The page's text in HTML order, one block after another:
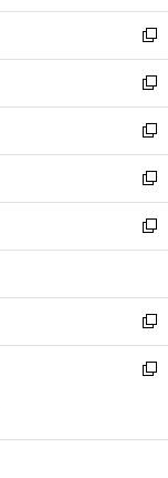
開
く
ウ
で
開
く
ン
ド
ウ
で
開
く
ウ
ィ
ン
ド
ウ
で
開
く
新
し
い
ウ
ィ
ン
ド
ウ
で
開
新
し
い
ウ
ィ
ン
ド
ウ
開
く
新
し
い
ウ
ィ
ン
ウ
で
開
く
新
し
い
ウ
ン
ド
ウ
で
新
し
ウ
ィ
ン
ド
開
新
し
い
ン
新
ウ